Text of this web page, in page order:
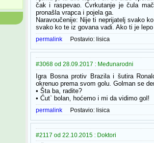
čak i raspevao. Cvrkutanje je čula
pronašla vrapca i pojela ga.
Naravoučenije: Nije ti neprijatelj svako
svako ko te iz govana vadi. Ako ti je
permalink Postavio: lisica
#3068 od 28.09.2017 : Međunarodni
Igra Bosna protiv Brazila i šutira
okrenuo prema svom golu. Golman se
• Šta ba, radite?
• Ćut` bolan, hoćemo i mi da vidimo gol!
permalink Postavio: lisica
#2117 od 22.10.2015 : Doktori